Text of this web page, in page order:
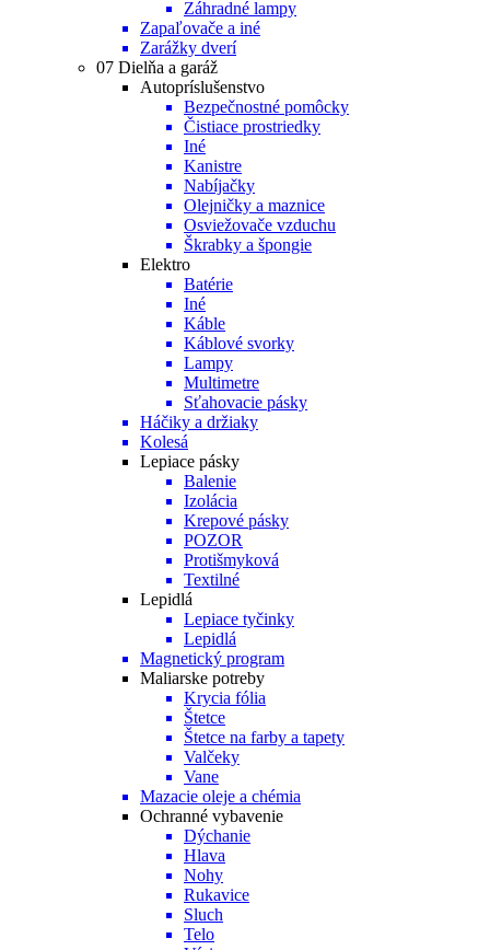
Záhradné lampy
Zapaľovače a iné
Zarážky dverí
07 Dielňa a garáž
Autopríslušenstvo
Bezpečnostné pomôcky
Čistiace prostriedky
Iné
Kanistre
Nabíjačky
Olejničky a maznice
Osviežovače vzduchu
Škrabky a špongie
Elektro
Batérie
Iné
Káble
Káblové svorky
Lampy
Multimetre
Sťahovacie pásky
Háčiky a držiaky
Kolesá
Lepiace pásky
Balenie
Izolácia
Krepové pásky
POZOR
Protišmyková
Textilné
Lepidlá
Lepiace tyčinky
Lepidlá
Magnetický program
Maliarske potreby
Krycia fólia
Štetce
Štetce na farby a tapety
Valčeky
Vane
Mazacie oleje a chémia
Ochranné vybavenie
Dýchanie
Hlava
Nohy
Rukavice
Sluch
Telo